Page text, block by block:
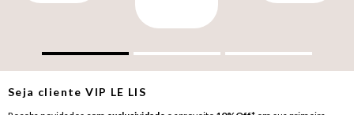
Seja clienteVIP LE LIS